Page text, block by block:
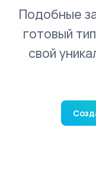
Подобные
готовый
свой